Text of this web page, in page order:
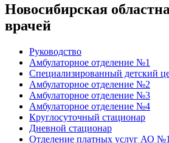
Новосибирская
врачей
Руководство
Амбулаторное отделение №1
Специализированный детский
Амбулаторное отделение №2
Амбулаторное отделение №3
Амбулаторное отделение №4
Круглосуточный стационар
Дневной стационар
Отделение платных услуг АО №1